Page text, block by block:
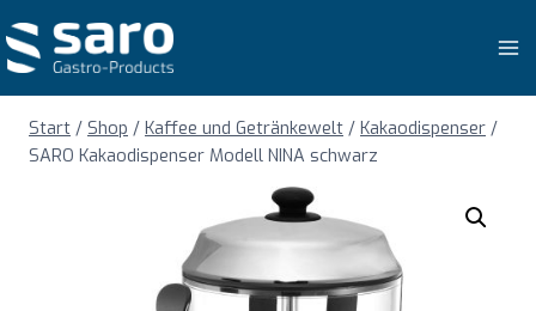
Inhalt
springen
Start / Shop / Kaffee und Getränkewelt / Kakaodispenser /
SARO Kakaodispenser Modell NINA schwarz